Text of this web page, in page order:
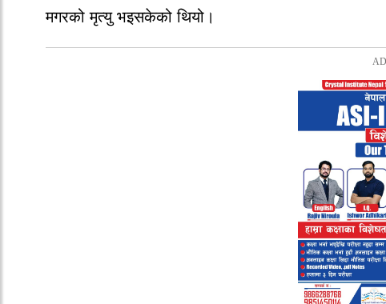
मगरको मृत्यु भइसकेको थियो।